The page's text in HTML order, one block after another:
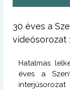
30 éves a
videósorozat
Hatalmas
éves a